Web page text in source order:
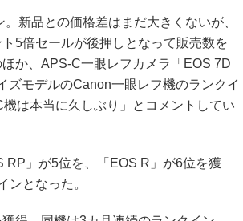
新品との価格差はまだ大きくないが、
5倍セールが後押しとなって販売数を
か、APS-C一眼レフカメラ「EOS 7D
ズモデルのCanon一眼レフ機のランクイ
は本当に久しぶり」とコメントしてい
RP」が5位を、「EOS R」が6位を獲
ンとなった。